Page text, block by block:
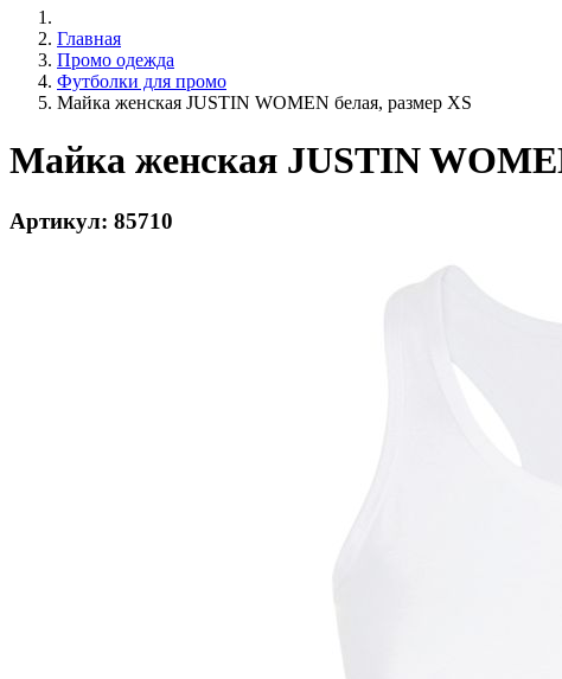
Главная
Промо одежда
Футболки для промо
Майка женская JUSTIN WOMEN белая, размер XS
Майка женская JUSTIN
Артикул: 85710